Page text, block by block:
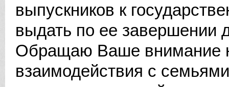
выпускников к
выдать по ее завершении
Обращаю Ваше внимание
взаимодействия с